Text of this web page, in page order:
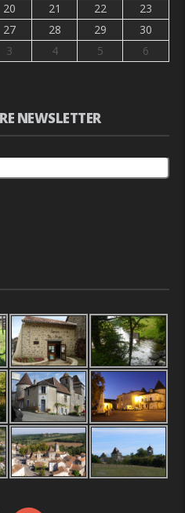
20 21 22
23
27 28 29
30
3 4 5 6
NEWSLETTER